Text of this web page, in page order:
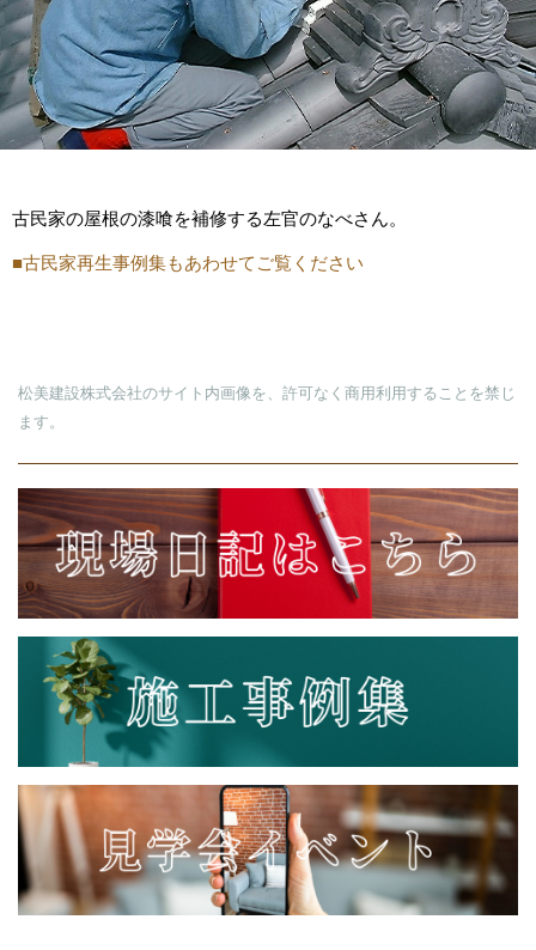
古民家の屋根の漆喰を補修する左官のなべさん。
■古民家再生事例集もあわせてご覧ください
松美建設株式会社のサイト内画像を、許可なく商用利用することを禁じ
ます。